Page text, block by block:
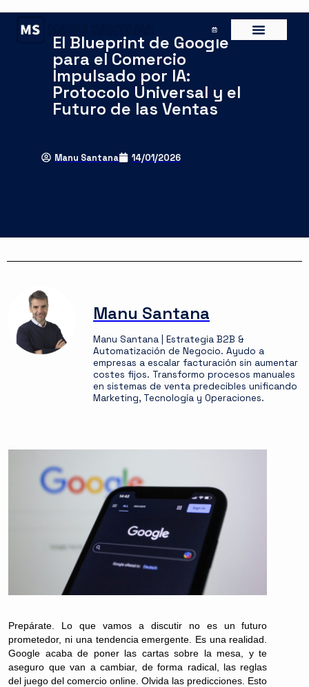
El Blueprint de Google
para el Comercio
Impulsado por IA:
Protocolo Universal y el
Futuro de las Ventas
Manu Santana 14/01/2026
Manu Santana
Manu Santana | Estrategia B2B &
Automatización de Negocio. Ayudo a
empresas a escalar facturación sin aumentar
costes fijos. Transformo procesos manuales
en sistemas de venta predecibles unificando
Marketing, Tecnología y Operaciones.
Prepárate. Lo que vamos a discutir no es un futuro
prometedor, ni una tendencia emergente. Es una realidad.
Google acaba de poner las cartas sobre la mesa, y te
aseguro que van a cambiar, de forma radical, las reglas
del juego del comercio online. Olvida las predicciones. Esto